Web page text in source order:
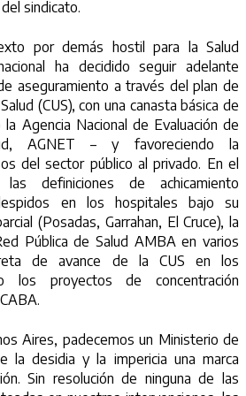
sindicato.
por demás hostil para la Salud
ha decidido seguir adelante
aseguramiento a través del plan de
(CUS), con una canasta básica de
Agencia Nacional de Evaluación de
AGNET – y favoreciendo la
del sector público al privado. En el
definiciones de achicamiento
en los hospitales bajo su
(Posadas, Garrahan, El Cruce), la
Pública de Salud AMBA en varios
de avance de la CUS en los
los proyectos de concentración
Aires, padecemos un Ministerio de
la desidia y la impericia una marca
Sin resolución de ninguna de las